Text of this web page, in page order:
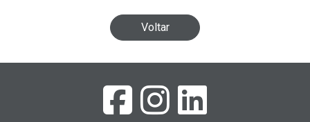
Voltar